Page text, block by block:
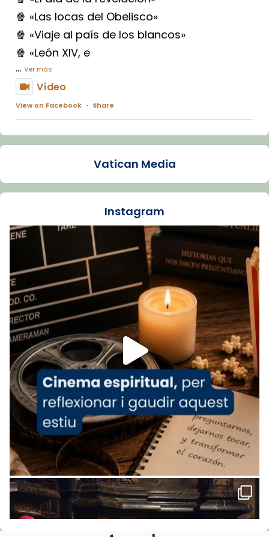
🍿 «Las locas del Obelisco»
🍿 «Viaje al país de los blancos»
🍿 «León XIV, e
... Ver más
Vídeo
View on Facebook · Share
Arquebisbat de Barcelona
La Carmina va patir depressió. Fa gairebé
dos mesos, a l'Estadi Lluís Companys, la
Recupera l'entrevista comp
Vatican
tican News 👇
www.vaticannews.va/es/iglesia/news/2026-
07/carmina-historia-depresion-papa-viaje-
espana-testimoni...
Foto
View on Facebook · Share
Arquebisbat de Barcelona
1 week ago
«Avui les santes Juliana i Semproniana ens
ajuden a alçar la mirada»
Mons. Sergi Gordo, bisbe de Tortosa, ha
presidit aquest 27 de juliol la missa de Les
Santes de Mataró.
🔗tinyurl.com/cvu5jmbk
📸 J. Merino
Vatican Media
Instagram